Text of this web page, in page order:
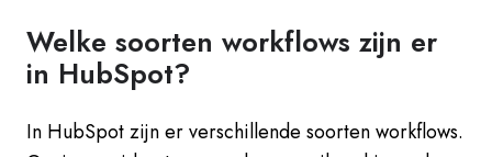
Welke soorten workflows zijn er
in HubSpot?
In HubSpot zijn er verschillende soorten workflows.